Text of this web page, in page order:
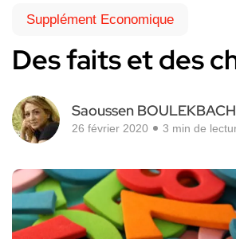
Supplément Economique
Des faits et des
Saoussen
26 février 2020 3 min de